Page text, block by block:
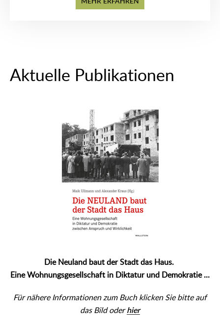
MEHR ERFAHREN
Aktuelle Publikationen
Die Neuland baut der Stadt das Haus.
Eine Wohnungsgesellschaft in Diktatur und Demokratie ...
Für nähere Informationen zum Buch klicken Sie bitte auf
das Bild oderhier